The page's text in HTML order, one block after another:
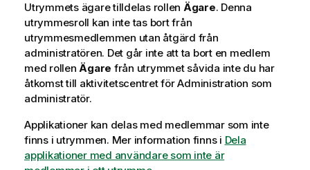
i
o
n
Utrymmets ägare tilldelas rollen Ägare. Denna
utrymmesroll kan inte tas bort från
utrymmesmedlemmen utan åtgärd från
administratören. Det går inte att ta bort en medlem
med rollenÄgare från utrymmet såvida inte du har
åtkomst till aktivitetscentret förAdministration som
administratör.
Applikationer kan delas med medlemmar som inte
finns i utrymmen. Mer information finns i Dela
applikationer med användare som inte är